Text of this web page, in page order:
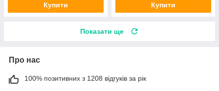
Купити Купити
Показати ще
Про нас
100% позитивних з 1208 відгуків за рік